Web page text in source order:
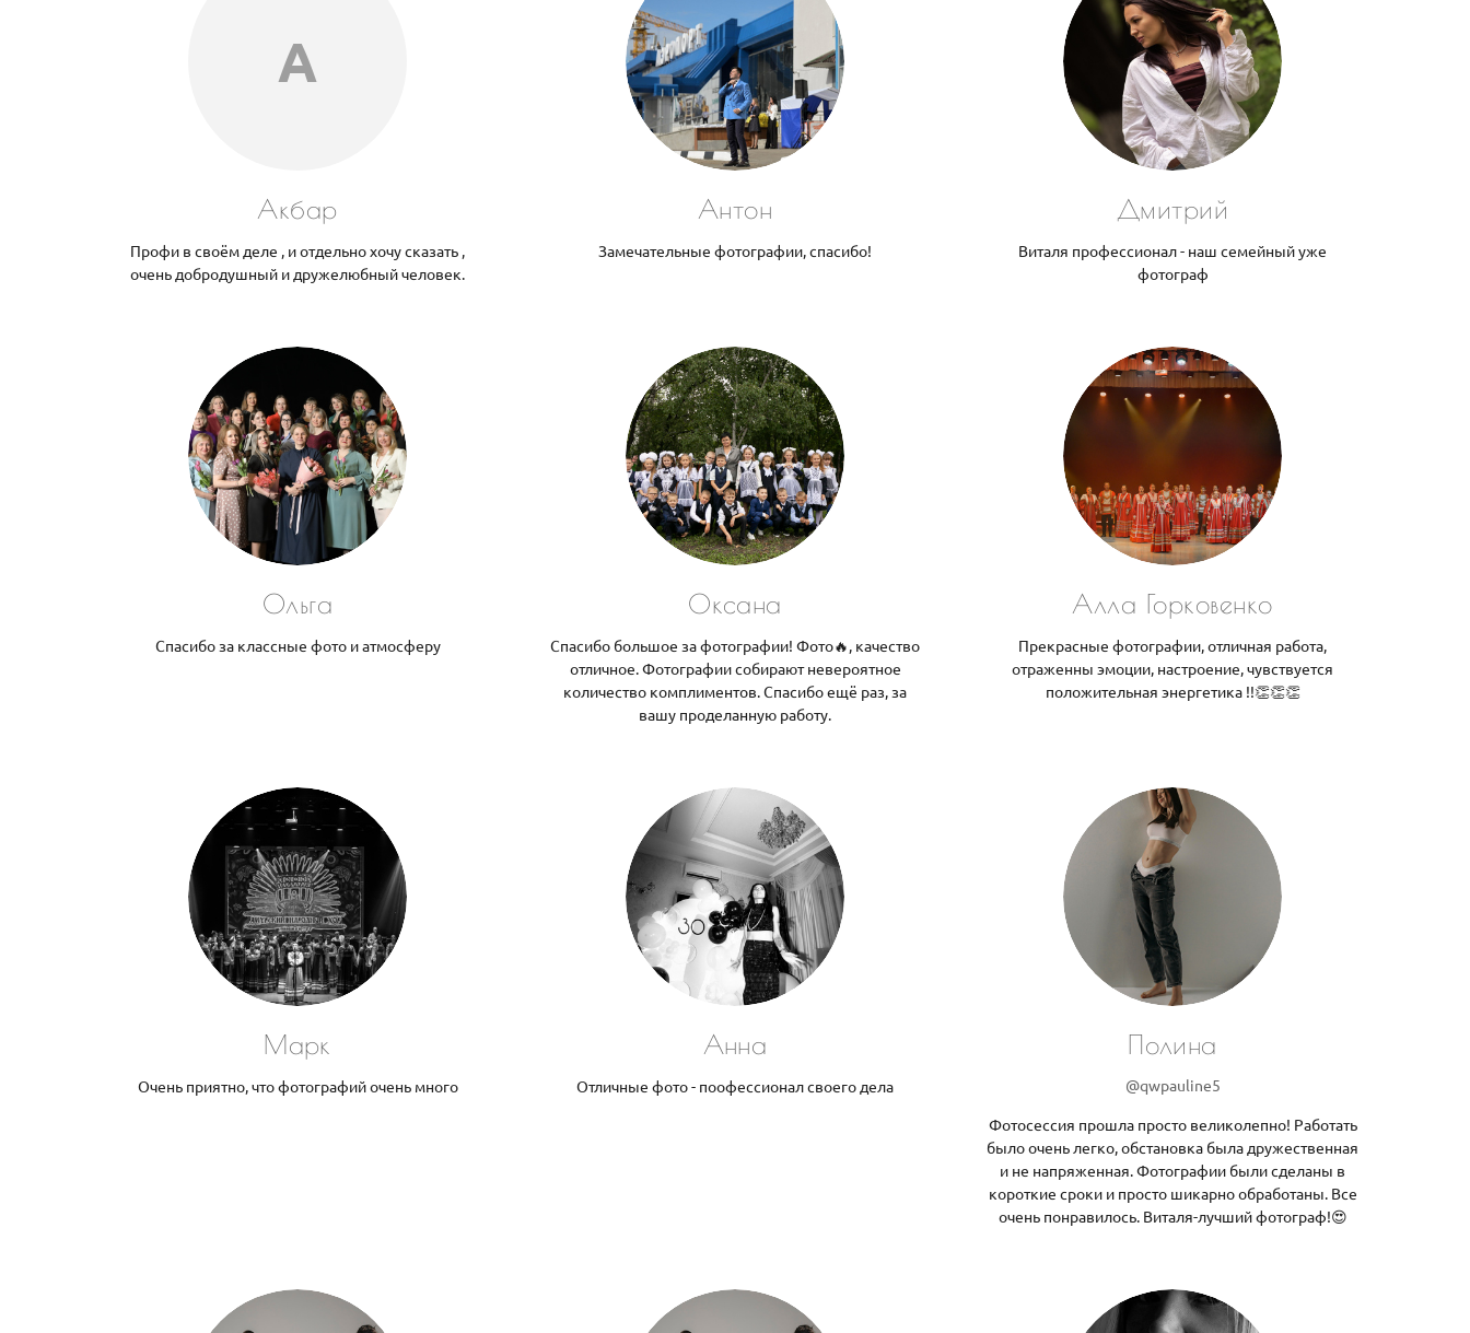
А
Акбар
Профи в своём деле , и отдельно хочу сказать ,
очень добродушный и дружелюбный человек.
Антон
Замечательные фотографии, спасибо!
Дмитрий
Виталя профессионал - наш семейный уже
фотограф
Ольга
Спасибо за классные фото и атмосферу
Оксана
Спасибо большое за фотографии! Фото🔥, качество
отличное. Фотографии собирают невероятное
количество комплиментов. Спасибо ещё раз, за
вашу проделанную работу.
Алла Горковенко
Прекрасные фотографии, отличная работа,
отраженны эмоции, настроение, чувствуется
положительная энергетика !!👏👏👏
Марк
Очень приятно, что фотографий очень много
Анна
Отличные фото - поофессионал своего дела
Полина
@qwpauline5
Фотосессия прошла просто великолепно! Работать
было очень легко, обстановка была дружественная
и не напряженная. Фотографии были сделаны в
короткие сроки и просто шикарно обработаны. Все
очень понравилось. Виталя-лучший фотограф!😍